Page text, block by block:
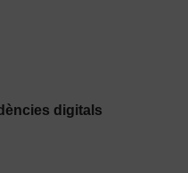
digitals